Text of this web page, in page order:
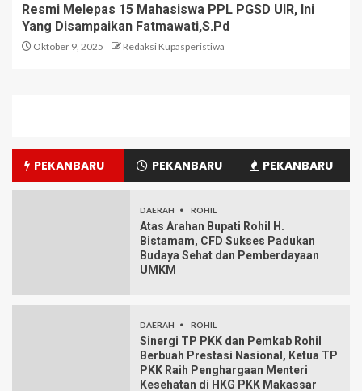
Resmi Melepas 15 Mahasiswa PPL PGSD UIR, Ini
Yang Disampaikan Fatmawati,S.Pd
Oktober 9, 2025 Redaksi Kupasperistiwa
PEKANBARU PEKANBARU PEKANBARU
DAERAH ROHIL
Atas Arahan Bupati Rohil H.
Bistamam, CFD Sukses Padukan
Budaya Sehat dan Pemberdayaan
UMKM
DAERAH ROHIL
Sinergi TP PKK dan Pemkab Rohil
Berbuah Prestasi Nasional, Ketua TP
PKK Raih Penghargaan Menteri
Kesehatan di HKG PKK Makassar